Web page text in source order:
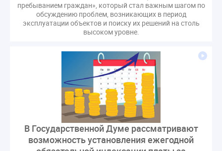
пребыванием граждан», который стал важным шагом по
обсуждению проблем, возникающих в период
эксплуатации объектов и поиску их решений на столь
высоком уровне.
В Государственной Думе рассматривают
возможность установления ежегодной